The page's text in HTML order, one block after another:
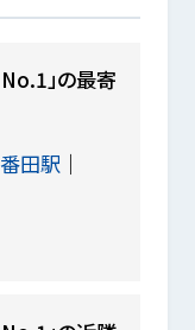
」の最寄
番田駅